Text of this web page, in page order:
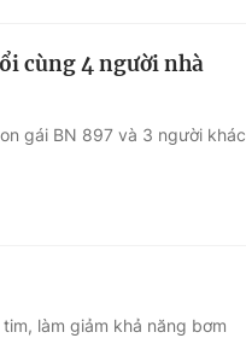
Tuyển sinh
cùng 4 người nhà
gái BN 897 và 3 người khác
làm giảm khả năng bơm